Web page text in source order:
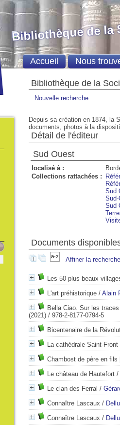
Bibliothèque de la
Nouvelle recherche
Depuis sa création en 1874, la
documents, photos à la
Détail de l'éditeur
Sud Ouest
localisé à :
Collections rattachées :
Sud
Sud
Documents
Affiner la recherche
Les 50 plus beaux
L'art préhistorique / Alain
Bella Ciao. Sur les
(2021) / 978-2-8177-0794-5
Bicentenaire de la
La cathédrale Saint-Front
Chambost de père en
Le château de Hautefort /
Le clan des Ferral /
Connaître Lascaux /
Connaître Lascaux /
Bibliothèque de la
Accueil Nous